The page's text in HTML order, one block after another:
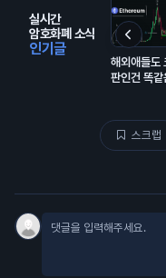
실시간
암호화폐 소식
인기글
해외애들도
판인건 똑같
스크랩